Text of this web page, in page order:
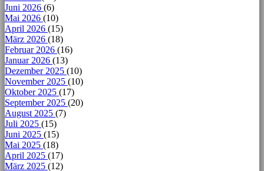
Juni 2026 (6)
Mai 2026 (10)
April 2026 (15)
März 2026 (18)
Februar 2026 (16)
Januar 2026 (13)
Dezember 2025 (10)
November 2025 (10)
Oktober 2025 (17)
September 2025 (20)
August 2025 (7)
Juli 2025 (15)
Juni 2025 (15)
Mai 2025 (18)
April 2025 (17)
März 2025 (12)